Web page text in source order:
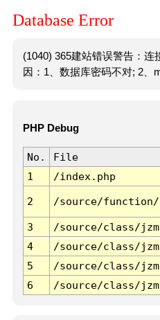
Database Error
(1040) 365建站错误警告：连
因：1、数据库密码不对; 2、
PHP Debug
No. File
1
/index.php
2 /source/function/
3 /source/class/
4
/source/class/
5
/source/class/
6
/source/class/